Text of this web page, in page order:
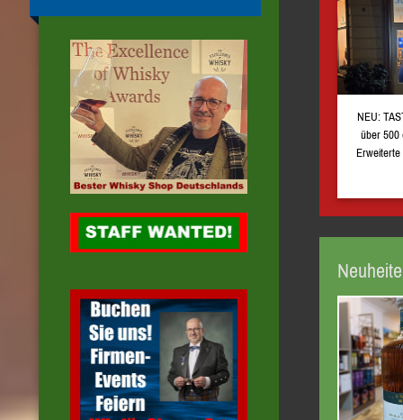
NEU:
über 500
Erweiterte